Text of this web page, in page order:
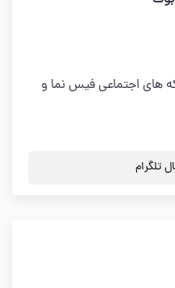
های اجتماعی فیس نما و
تلگرام